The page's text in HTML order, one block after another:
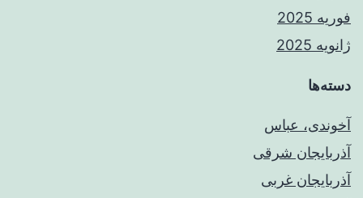
فوریه 2025
ژانویه 2025
دسته‌ها
آخوندی، عباس
آذربایجان شرقی
آذربایجان غربی